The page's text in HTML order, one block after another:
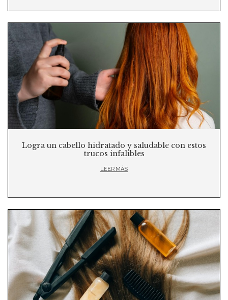
Logra un cabello hidratado y saludable con estos
trucos infalibles
LEER MÁS